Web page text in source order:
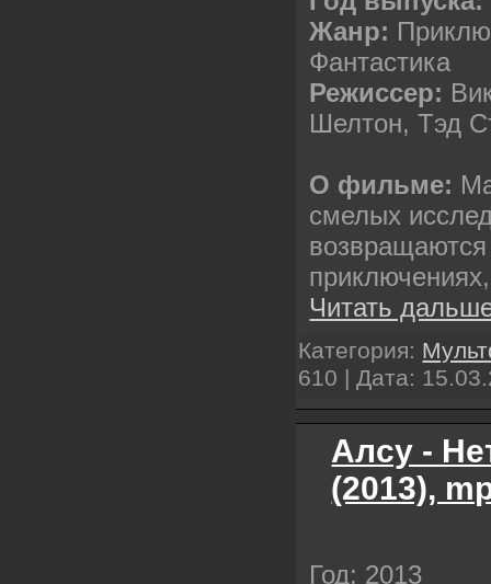
Жанр:
Фантастика
Режиссер:
Шелтон, Тэд
О фильме:
смелых
Читать
Категория:
610 | Дата:
Алсу -
(2013),
Год: 2013